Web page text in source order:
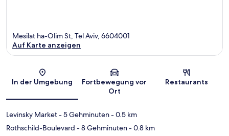
Karte
Mesilat ha-Olim St, Tel Aviv, 6604001
Auf Karte anzeigen
In der Umgebung
Fortbewegung vor
Ort
Restaurants
Levinsky Market- 5 Gehminuten- 0.5 km
Rothschild-Boulevard - 8 Gehminuten- 0.8 km